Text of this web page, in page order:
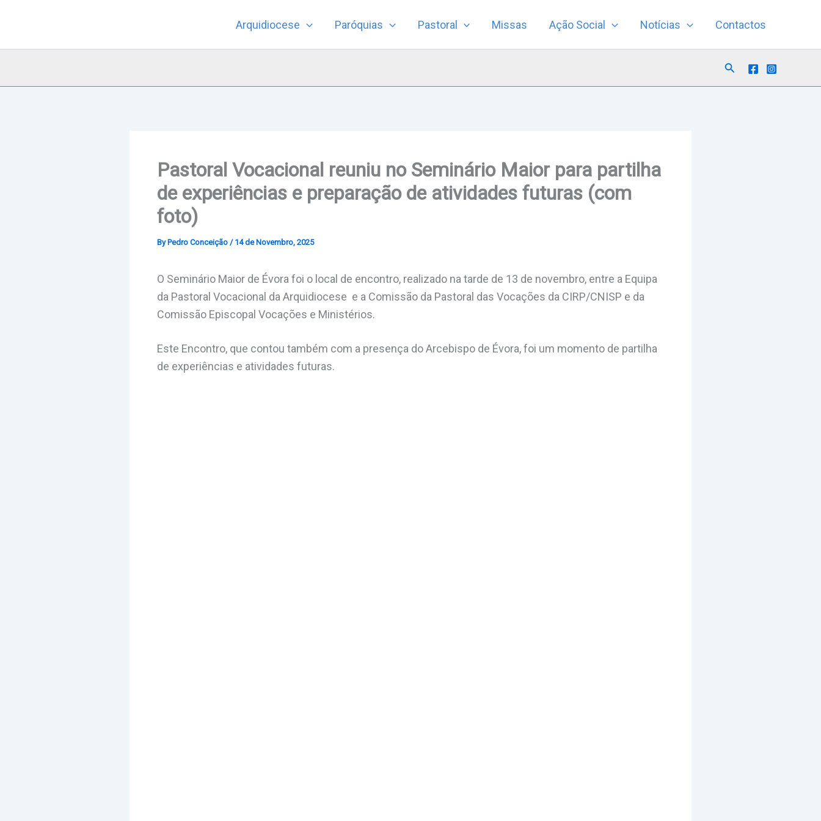
Arquidiocese Paróquias Pastoral Missas Ação Social Notícias Contactos
Search
Pastoral Vocacional reuniu no Seminário Maior para partilha
de experiências e preparação de atividades futuras (com
foto)
By Pedro Conceição / 14 de Novembro, 2025
O Seminário Maior de Évora foi o local de encontro, realizado na tarde de 13 de novembro, entre a Equipa
da Pastoral Vocacional da Arquidiocese e a Comissão da Pastoral das Vocações da CIRP/CNISP e da
Comissão Episcopal Vocações e Ministérios.
Este Encontro, que contou também com a presença do Arcebispo de Évora, foi um momento de partilha
de experiências e atividades futuras.